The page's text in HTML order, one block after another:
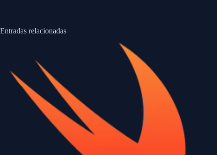
Entradas relacionadas